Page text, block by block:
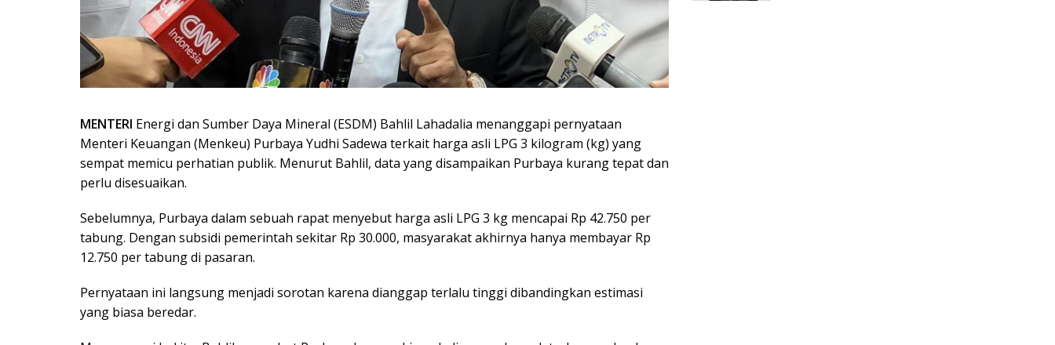
MENTERI Energi dan Sumber Daya Mineral (ESDM) Bahlil Lahadalia menanggapi pernyataan
Menteri Keuangan (Menkeu) Purbaya Yudhi Sadewa terkait harga asli LPG 3 kilogram (kg) yang
sempat memicu perhatian publik. Menurut Bahlil, data yang disampaikan Purbaya kurang tepat dan
perlu disesuaikan.
Sebelumnya, Purbaya dalam sebuah rapat menyebut harga asli LPG 3 kg mencapai Rp 42.750 per
tabung. Dengan subsidi pemerintah sekitar Rp 30.000, masyarakat akhirnya hanya membayar Rp
12.750 per tabung di pasaran.
Pernyataan ini langsung menjadi sorotan karena dianggap terlalu tinggi dibandingkan estimasi
yang biasa beredar.